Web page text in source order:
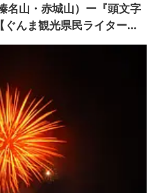
名山・赤城山）ー『頭文字
んま観光県民ライター